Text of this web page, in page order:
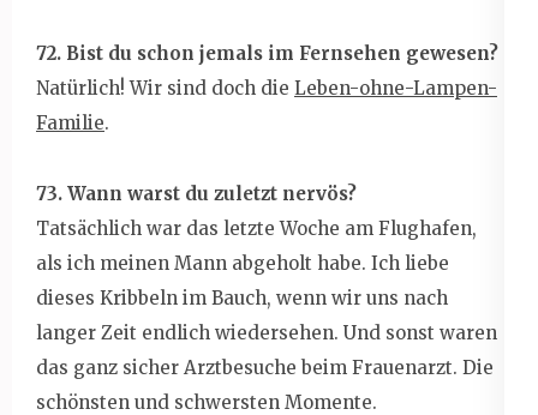
72. Bist du schon jemals im Fernsehen gewesen?
Natürlich! Wir sind doch die Leben-ohne-Lampen-
Familie.
73. Wann warst du zuletzt nervös?
Tatsächlich war das letzte Woche am Flughafen,
als ich meinen Mann abgeholt habe. Ich liebe
dieses Kribbeln im Bauch, wenn wir uns nach
langer Zeit endlich wiedersehen. Und sonst waren
das ganz sicher Arztbesuche beim Frauenarzt. Die
schönsten und schwersten Momente.